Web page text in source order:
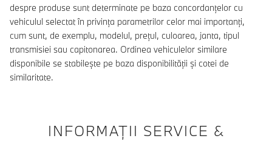
despre produse sunt determinate pe baza concordanțelor cu
vehiculul selectat în privința parametrilor celor mai importanți,
cum sunt, de exemplu, modelul, prețul, culoarea, janta, tipul
transmisiei sau capitonarea. Ordinea vehiculelor similare
disponibile se stabilește pe baza disponibilității și cotei de
similaritate.
INFORMAŢII SERVICE &